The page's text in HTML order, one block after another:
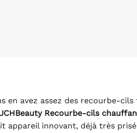
en avez assez des recourbe-
Recourbe-cils
appareil innovant, déjà très